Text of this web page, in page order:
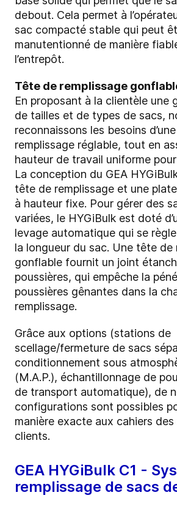
debout. Cela permet à
sac compacté stable qui peut
manutentionné de manière
l’entrepôt.
Tête de remplissage
En proposant à la clientèle une
de tailles et de types de sacs,
reconnaissons les besoins
remplissage réglable, tout en
hauteur de travail uniforme
La conception du GEA
tête de remplissage et une
à hauteur fixe. Pour gérer des
variées, le HYGiBulk est doté
levage automatique qui se
la longueur du sac. Une tête de
gonflable fournit un joint
poussières, qui empêche la
poussières gênantes dans la
remplissage.
Grâce aux options (stations de
scellage/fermeture de sacs
conditionnement sous
(M.A.P.), échantillonnage de
de transport automatique), de
configurations sont possibles
manière exacte aux cahiers
clients.
GEA HYGiBulk C1 -
remplissage de sacs